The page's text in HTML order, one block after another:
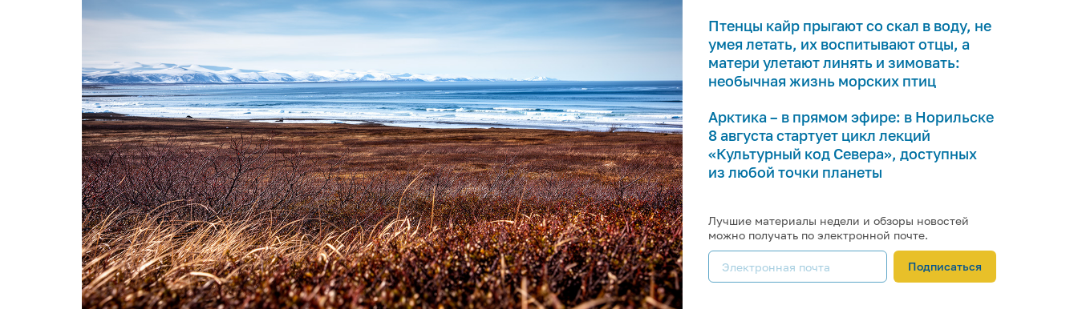
Птенцы кайр прыгают со скал в воду, не
умея летать, их воспитывают отцы, а
матери улетают линять и зимовать:
необычная жизнь морских птиц
Арктика – в прямом эфире: в Норильске
8 августа стартует цикл лекций
«Культурный код Севера», доступных
из любой точки планеты
Лучшие материалы недели и обзоры новостей
можно получать по электронной почте.
Подписаться